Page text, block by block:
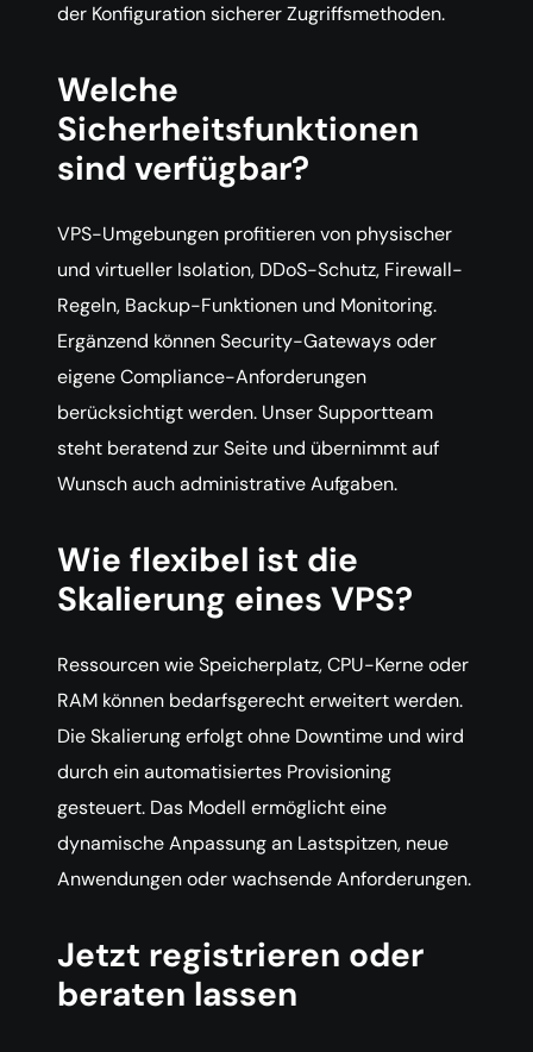
der Konfiguration sicherer Zugriffsmethoden.
Welche
Sicherheitsfunktionen
sind verfügbar?
VPS-Umgebungen profitieren von physischer
und virtueller Isolation, DDoS-Schutz, Firewall-
Regeln, Backup-Funktionen und Monitoring.
Ergänzend können Security-Gateways oder
eigene Compliance-Anforderungen
berücksichtigt werden. Unser Supportteam
steht beratend zur Seite und übernimmt auf
Wunsch auch administrative Aufgaben.
Wie flexibel ist die
Skalierung eines VPS?
Ressourcen wie Speicherplatz, CPU-Kerne oder
RAM können bedarfsgerecht erweitert werden.
Die Skalierung erfolgt ohne Downtime und wird
durch ein automatisiertes Provisioning
gesteuert. Das Modell ermöglicht eine
dynamische Anpassung an Lastspitzen, neue
Anwendungen oder wachsende Anforderungen.
Jetzt registrieren oder
beraten lassen